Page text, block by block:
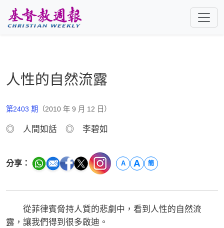
人性的自然流露
第2403 期 （2010 年 9 月 12 日）
◎ 人間如話 ◎ 李碧如
分享： A A 簡
從菲律賓脅持人質的悲劇中，看到人性的自然流
露，讓我們得到很多啟迪。